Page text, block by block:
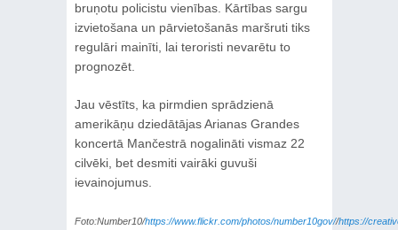
bruņotu policistu vienības. Kārtības sargu
izvietošana un pārvietošanās maršruti tiks
regulāri mainīti, lai teroristi nevarētu to
prognozēt.
Jau vēstīts, ka pirmdien sprādzienā
amerikāņu dziedātājas Arianas Grandes
koncertā Mančestrā nogalināti vismaz 22
cilvēki, bet desmiti vairāki guvuši
ievainojumus.
Foto:Number10/https://www.flickr.com/photos/number10gov//https://